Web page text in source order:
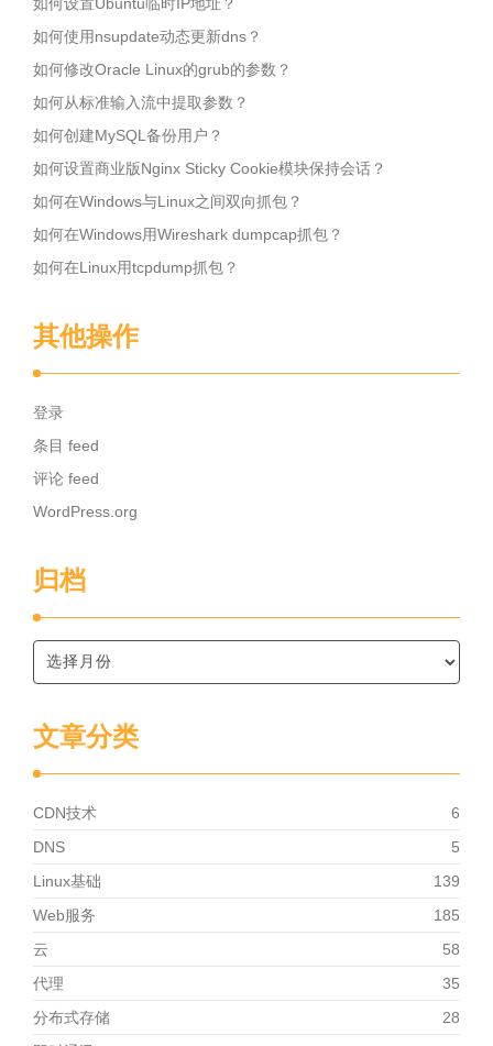
如何使用nsupdate动态更新dns？
如何修改Oracle Linux的grub的参数？
如何从标准输入流中提取参数？
如何创建MySQL备份用户？
如何设置商业版Nginx Sticky Cookie模块保持会话？
如何在Windows与Linux之间双向抓包？
如何在Windows用Wireshark dumpcap抓包？
如何在Linux用tcpdump抓包？
其他操作
登录
条目 feed
评论 feed
WordPress.org
归档
文章分类
CDN技术
6
DNS
5
Linux基础
139
Web服务
185
云
58
代理
35
分布式存储
28